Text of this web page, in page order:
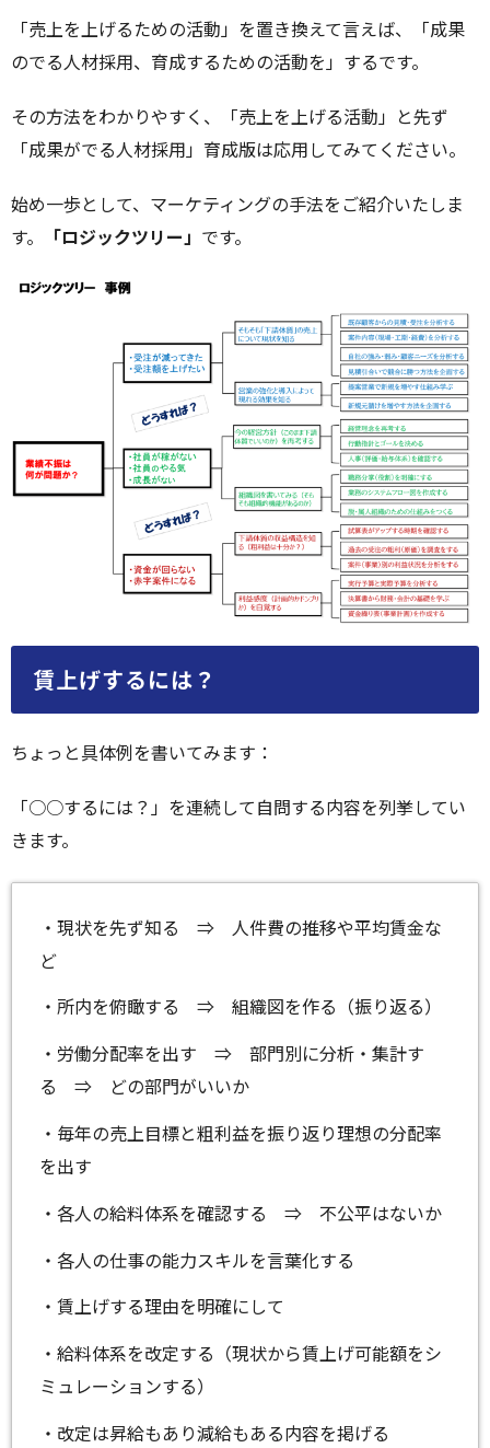
「売上を上げるための活動」を置き換えて言えば、「成果
のでる人材採用、育成するための活動を」するです。
その方法をわかりやすく、「売上を上げる活動」と先ず
「成果がでる人材採用」育成版は応用してみてください。
始め一歩として、マーケティングの手法をご紹介いたしま
す。
「ロジックツリー」 です。
賃上げするには？
ちょっと具体例を書いてみます：
「○○するには？」を連続して自問する内容を列挙してい
きます。
・現状を先ず知る ⇒ 人件費の推移や平均賃金な
ど
・所内を俯瞰する ⇒ 組織図を作る（振り返る）
・労働分配率を出す ⇒ 部門別に分析・集計す
る ⇒ どの部門がいいか
・毎年の売上目標と粗利益を振り返り理想の分配率
を出す
・各人の給料体系を確認する ⇒ 不公平はないか
・各人の仕事の能力スキルを言葉化する
・賃上げする理由を明確にして
・給料体系を改定する（現状から賃上げ可能額をシ
ミュレーションする）
・改定は昇給もあり減給もある内容を掲げる